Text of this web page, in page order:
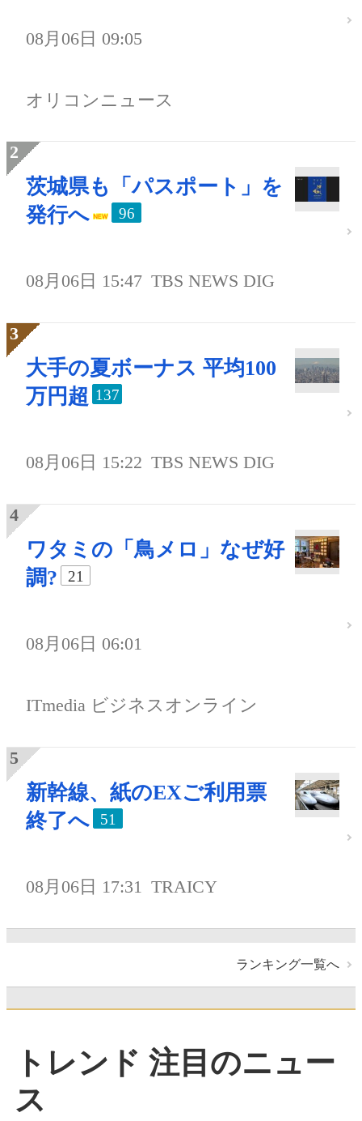
08月06日 09:05
オリコンニュース
茨城県も「パスポート」を
発行へ
96
08月06日 15:47 TBS NEWS DIG
大手の夏ボーナス 平均100
万円超 137
08月06日 15:22 TBS NEWS DIG
ワタミの「鳥メロ」なぜ好
調?
21
08月06日 06:01
ITmedia ビジネスオンライン
新幹線、紙のEXご利用票
終了へ
51
08月06日 17:31 TRAICY
ランキング一覧へ
トレンド 注目のニュー
ス